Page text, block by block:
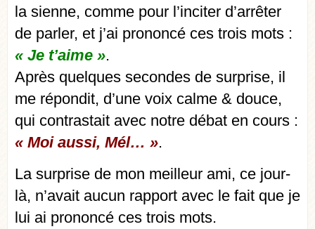
la sienne, comme pour l’inciter d’arrêter
de parler, et j’ai prononcé ces trois mots :
« Je t’aime ».
Après quelques secondes de surprise, il
me répondit, d’une voix calme & douce,
qui contrastait avec notre débat en cours :
« Moi aussi, Mél… ».
La surprise de mon meilleur ami, ce jour-
là, n’avait aucun rapport avec le fait que je
lui ai prononcé ces trois mots.